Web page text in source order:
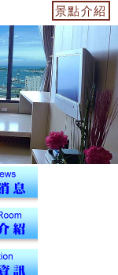
到.登記.取房卡入
景點介紹